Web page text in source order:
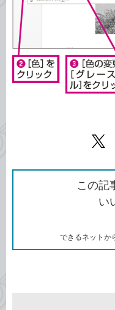
X
で
シ
ェ
ア
この記
い
できるネットか